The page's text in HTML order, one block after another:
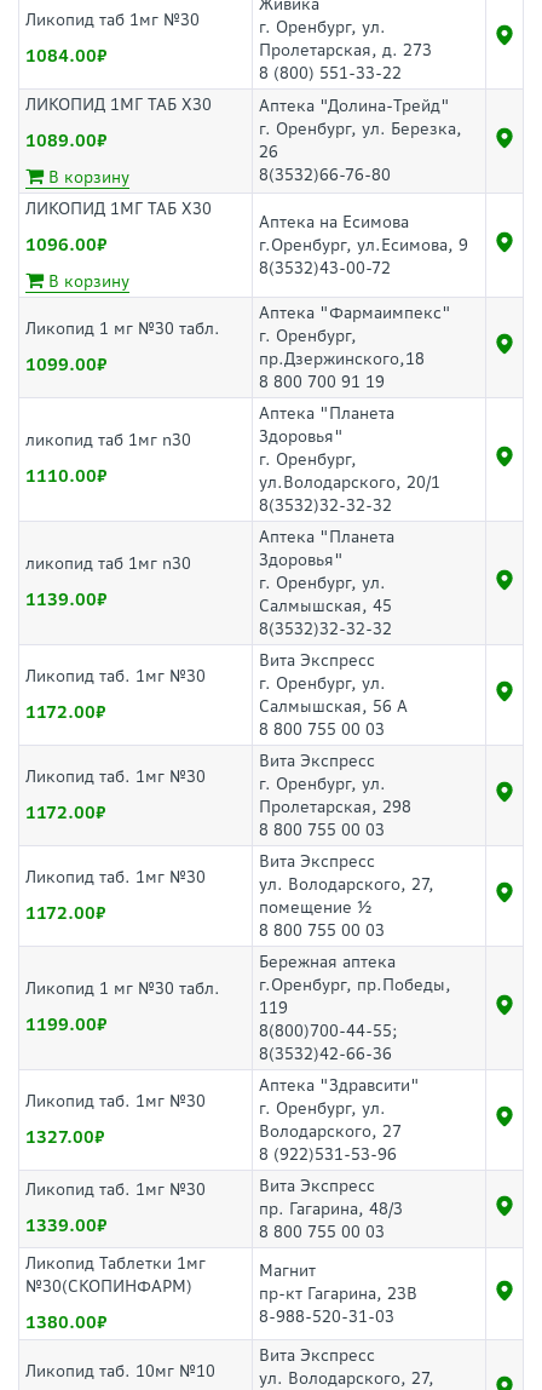
Ликопид таб 1мг №30
1084.00
Живика
г. Оренбург, ул.
Пролетарская, д. 273
8 (800) 551-33-22
ЛИКОПИД 1МГ ТАБ Х30
1089.00
В корзину
Аптека "Долина-Трейд"
г. Оренбург, ул. Березка,
26
8(3532)66-76-80
ЛИКОПИД 1МГ ТАБ Х30
1096.00
В корзину
Аптека на Есимова
г.Оренбург, ул.Есимова, 9
8(3532)43-00-72
Ликопид 1 мг №30 табл.
1099.00
Аптека "Фармаимпекс"
г. Оренбург,
пр.Дзержинского,18
8 800 700 91 19
ликопид таб 1мг n30
1110.00
Аптека "Планета
Здоровья"
г. Оренбург,
ул.Володарского, 20/1
8(3532)32-32-32
ликопид таб 1мг n30
1139.00
Аптека "Планета
Здоровья"
г. Оренбург, ул.
Салмышская, 45
8(3532)32-32-32
Ликопид таб. 1мг №30
1172.00
Вита Экспресс
г. Оренбург, ул.
Салмышская, 56 А
8 800 755 00 03
Ликопид таб. 1мг №30
1172.00
Вита Экспресс
г. Оренбург, ул.
Пролетарская, 298
8 800 755 00 03
Ликопид таб. 1мг №30
1172.00
Вита Экспресс
ул. Володарского, 27,
помещение ½
8 800 755 00 03
Ликопид 1 мг №30 табл.
1199.00
Бережная аптека
г.Оренбург, пр.Победы,
119
8(800)700-44-55;
8(3532)42-66-36
Ликопид таб. 1мг №30
1327.00
Аптека "Здравсити"
г. Оренбург, ул.
Володарского, 27
8 (922)531-53-96
Ликопид таб. 1мг №30
1339.00
Вита Экспресс
пр. Гагарина, 48/3
8 800 755 00 03
Ликопид Таблетки 1мг
№30(СКОПИНФАРМ)
1380.00
Магнит
пр-кт Гагарина, 23В
8-988-520-31-03
Ликопид таб. 10мг №10
Вита Экспресс
ул. Володарского, 27,